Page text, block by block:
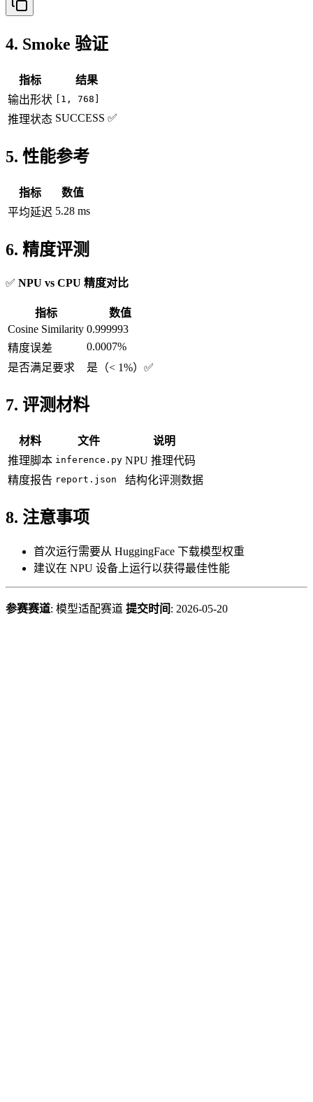
4. Smoke 验证
指标
结果
输出形状
[1, 768]
推理状态 SUCCESS ✅
5. 性能参考
指标
数值
平均延迟 5.28 ms
6. 精度评测
✅ NPU vs CPU 精度对比
指标
数值
Cosine Similarity 0.999993
精度误差
0.0007%
是否满足要求
是（< 1%）✅
7. 评测材料
材料 文件
说明
推理脚本 inference.py NPU 推理代码
精度报告 report.json 结构化评测数据
8. 注意事项
首次运行需要从 HuggingFace 下载模型权重
建议在 NPU 设备上运行以获得最佳性能
参赛赛道: 模型适配赛道 提交时间 : 2026-05-20